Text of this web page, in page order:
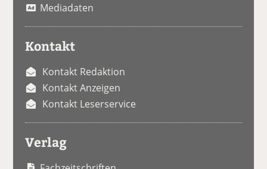
Mediadaten
Kontakt
Kontakt Redaktion
Kontakt Anzeigen
Kontakt Leserservice
Verlag